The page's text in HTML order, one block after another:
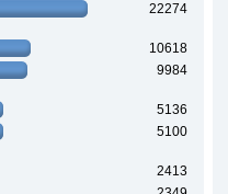
22274
10618
9984
5136
5100
2413